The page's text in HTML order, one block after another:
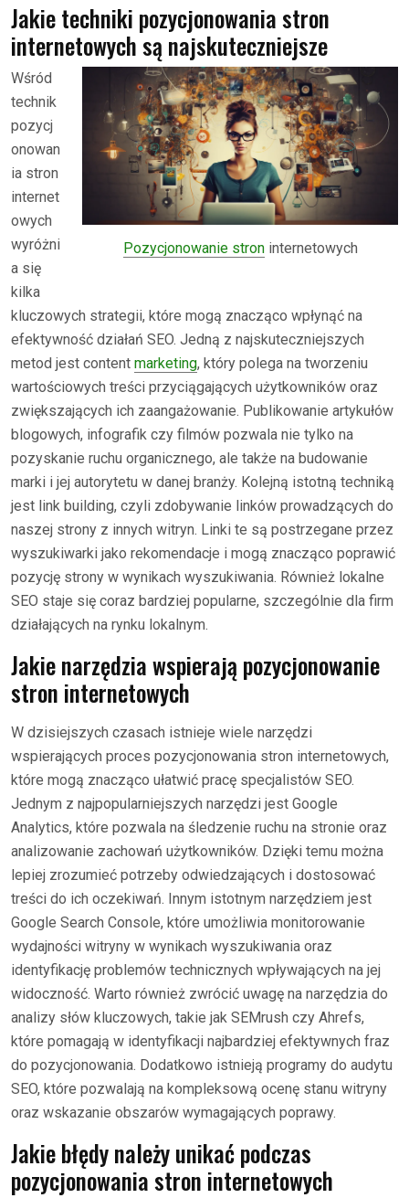
Jakie techniki pozycjonowania stron
internetowych są najskuteczniejsze
Pozycjonowanie stroninternetowych
Wśród
technik
pozycj
onowan
ia stron
internet
owych
wyróżni
a się
kilka
kluczowych strategii, które mogą znacząco wpłynąć na
efektywność działań SEO. Jedną z najskuteczniejszych
metod jest content marketing, który polega na tworzeniu
wartościowych treści przyciągających użytkowników oraz
zwiększających ich zaangażowanie. Publikowanie artykułów
blogowych, infografik czy filmów pozwala nie tylko na
pozyskanie ruchu organicznego, ale także na budowanie
marki i jej autorytetu w danej branży. Kolejną istotną techniką
jest link building, czyli zdobywanie linków prowadzących do
naszej strony z innych witryn. Linki te są postrzegane przez
wyszukiwarki jako rekomendacje i mogą znacząco poprawić
pozycję strony w wynikach wyszukiwania. Również lokalne
SEO staje się coraz bardziej popularne, szczególnie dla firm
działających na rynku lokalnym.
Jakie narzędzia wspierają pozycjonowanie
stron internetowych
W dzisiejszych czasach istnieje wiele narzędzi
wspierających proces pozycjonowania stron internetowych,
które mogą znacząco ułatwić pracę specjalistów SEO.
Jednym z najpopularniejszych narzędzi jest Google
Analytics, które pozwala na śledzenie ruchu na stronie oraz
analizowanie zachowań użytkowników. Dzięki temu można
lepiej zrozumieć potrzeby odwiedzających i dostosować
treści do ich oczekiwań. Innym istotnym narzędziem jest
Google Search Console, które umożliwia monitorowanie
wydajności witryny w wynikach wyszukiwania oraz
identyfikację problemów technicznych wpływających na jej
widoczność. Warto również zwrócić uwagę na narzędzia do
analizy słów kluczowych, takie jak SEMrush czy Ahrefs,
które pomagają w identyfikacji najbardziej efektywnych fraz
do pozycjonowania. Dodatkowo istnieją programy do audytu
SEO, które pozwalają na kompleksową ocenę stanu witryny
oraz wskazanie obszarów wymagających poprawy.
Jakie błędy należy unikać podczas
pozycjonowania stron internetowych